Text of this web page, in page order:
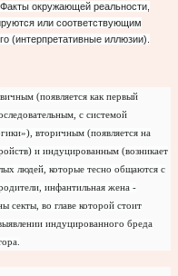
окружающей реальности,
или соответствующим
(интерпретативные иллюзии).
(появляется как первый
с системой
вторичным (появляется на
и индуцированным (возникает
людей, которые тесно общаются с
инфантильная жена -
секты, во главе которой стоит
индуцированного бреда